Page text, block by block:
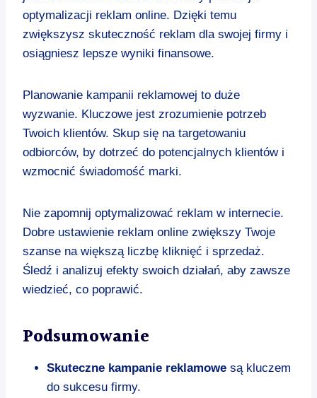
optymalizacji reklam online. Dzięki temu
zwiększysz skuteczność reklam dla swojej firmy i
osiągniesz lepsze wyniki finansowe.
Planowanie kampanii reklamowej to duże
wyzwanie. Kluczowe jest zrozumienie potrzeb
Twoich klientów. Skup się na targetowaniu
odbiorców, by dotrzeć do potencjalnych klientów i
wzmocnić świadomość marki.
Nie zapomnij optymalizować reklam w internecie.
Dobre ustawienie reklam online zwiększy Twoje
szanse na większą liczbę kliknięć i sprzedaż.
Śledź i analizuj efekty swoich działań, aby zawsze
wiedzieć, co poprawić.
Podsumowanie
Skuteczne kampanie reklamowe są kluczem
do sukcesu firmy.